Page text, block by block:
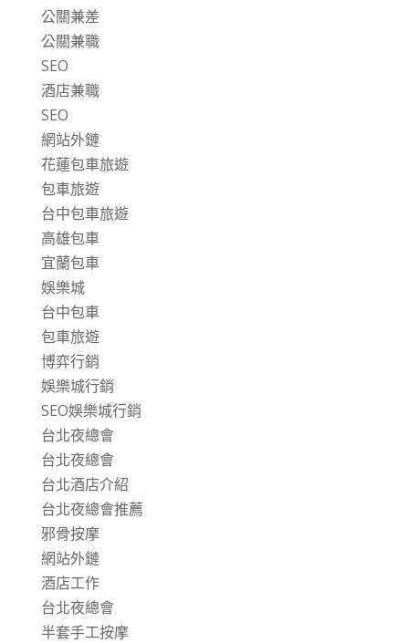
公關兼差
公關兼職
SEO
酒店兼職
SEO
網站外鏈
花蓮包車旅遊
包車旅遊
台中包車旅遊
高雄包車
宜蘭包車
娛樂城
台中包車
包車旅遊
博弈行銷
娛樂城行銷
SEO娛樂城行銷
台北夜總會
台北夜總會
台北酒店介紹
台北夜總會推薦
邪骨按摩
網站外鏈
酒店工作
台北夜總會
半套手工按摩